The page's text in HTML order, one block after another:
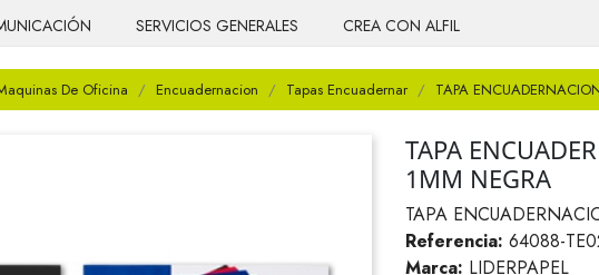
SERVICIOS GENERALES CREA CON ALFIL
De Oficina Encuadernacion Tapas Encuadernar TAPA
TAPA
1MM NEGRA
TAPA
Referencia: 64088-
Marca: LIDERPAPEL